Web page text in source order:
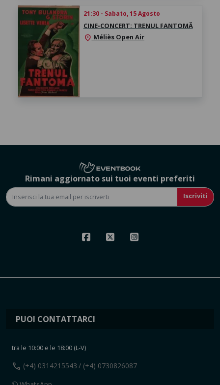
21:30 - Sabato, 15 Agosto
CINE-CONCERT: TRENUL FANTOMĂ
location_on Méliès Open Air
Rimani aggiornato sui tuoi eventi preferiti
Iscriviti
PUOI CONTATTARCI
tra le 10:00 e le 18:00 (L-V)
call (+4) 0314215543 / (+4) 0730826087